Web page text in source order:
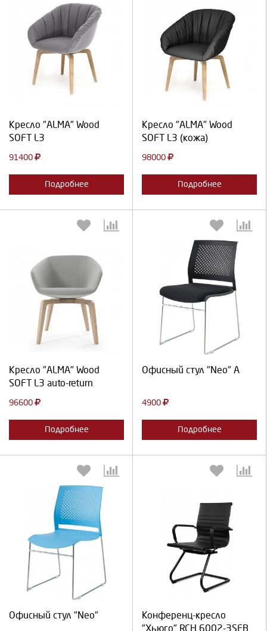
Кресло "ALMA" Wood
SOFT L3
91400
Подробнее
Выберите количество:
Кресло "ALMA" Wood
SOFT L3 (кожа)
98000
Подробнее
Выберите количество:
Кресло "ALMA" Wood
SOFT L3 auto-return
96600
Подробнее
Выберите количество:
Офисный стул "Neo" A
4900
Подробнее
Выберите количество:
Офисный стул "Neo"
Выберите количество:
Конференц-кресло
"Хьюго" RCH 6002-3SEB
Выберите количество: